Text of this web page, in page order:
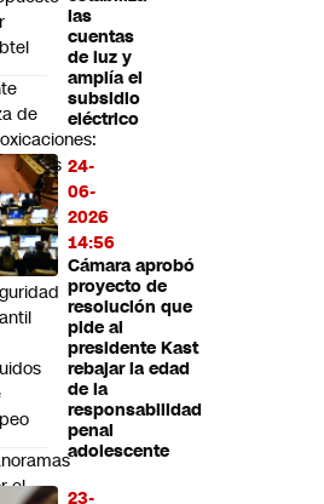
las
cuentas
de luz y
amplía el
subsidio
eléctrico
24-
06-
2026
14:56
Cámara aprobó
proyecto de
resolución que
pide al
presidente Kast
rebajar la edad
de la
responsabilidad
penal
adolescente
23-
de
el